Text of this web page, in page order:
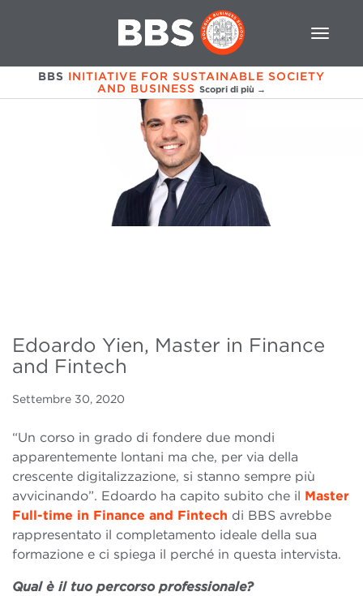
BBS INITIATIVE FOR SUSTAINABLE SOCIETY
AND BUSINESS Scopri di più →
Edoardo Yien, Master in Finance
and Fintech
Settembre 30, 2020
“Un corso in grado di fondere due mondi
apparentemente lontani ma che, per via della
crescente digitalizzazione, si stanno sempre più
avvicinando”. Edoardo ha capito subito che il Master
Full-time in Finance and Fintech di BBS avrebbe
rappresentato il completamento ideale della sua
formazione e ci spiega il perché in questa intervista.
Qual è il tuo percorso professionale?